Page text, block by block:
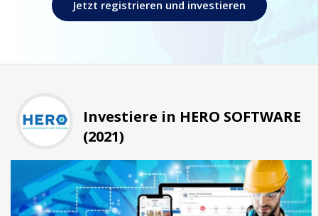
Jetzt registrieren und investieren
Investiere in HERO SOFTWARE
(2021)